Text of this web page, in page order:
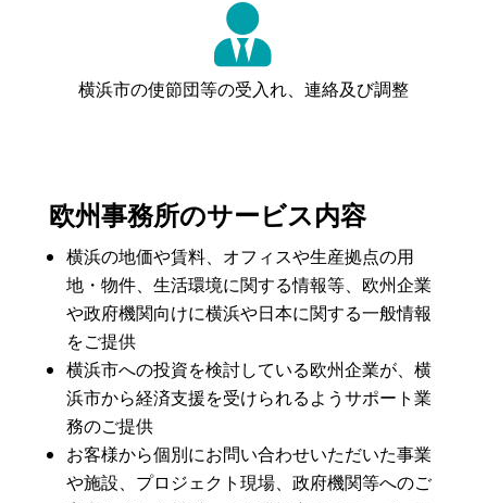

横浜市の使節団等の受入れ、連絡及び調整
欧州事務所のサービス内容
横浜の地価や賃料、オフィスや生産拠点の用
地・物件、生活環境に関する情報等、欧州企業
や政府機関向けに横浜や日本に関する一般情報
をご提供
横浜市への投資を検討している欧州企業が、横
浜市から経済支援を受けられるようサポート業
務のご提供
お客様から個別にお問い合わせいただいた事業
や施設、プロジェクト現場、政府機関等へのご